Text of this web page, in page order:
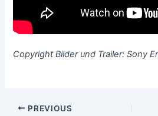
Copyright Bilder und Trailer: Sony
Post
PREVIOUS